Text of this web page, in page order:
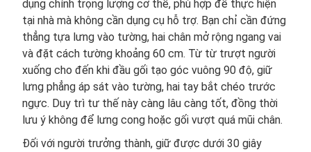
dụng chính trọng lượng cơ thể, phù hợp để thực hiện
tại nhà mà không cần dụng cụ hỗ trợ. Bạn chỉ cần đứng
thẳng tựa lưng vào tường, hai chân mở rộng ngang vai
và đặt cách tường khoảng 60 cm. Từ từ trượt người
xuống cho đến khi đầu gối tạo góc vuông 90 độ, giữ
lưng phẳng áp sát vào tường, hai tay bắt chéo trước
ngực. Duy trì tư thế này càng lâu càng tốt, đồng thời
lưu ý không để lưng cong hoặc gối vượt quá mũi chân.
Đối với người trưởng thành, giữ được dưới 30 giây